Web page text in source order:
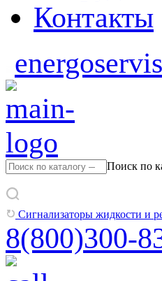
Контакты
Поиск по
Сигнализаторы жидкости и
8(800)300-